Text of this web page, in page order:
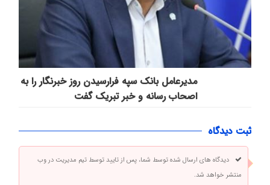
مدیرعامل بانک سپه فرارسیدن روز خبرنگار را به
اصحاب رسانه و خبر تبریک گفت
ثبت دیدگاه
دیدگاه های ارسال شده توسط شما، پس از تایید توسط تیم مدیریت در وب
منتشر خواهد شد.